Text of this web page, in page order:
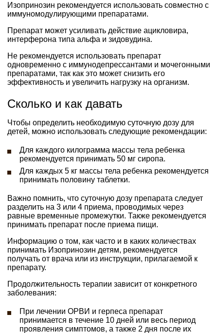
Изопринозин рекомендуется использовать совместно с
иммуномодулирующими препаратами.
Препарат может усиливать действие ацикловира,
интерферона типа альфа и зидовудина.
Не рекомендуется использовать препарат
одновременно с иммунодепрессантами и мочегонными
препаратами, так как это может снизить его
эффективность и увеличить нагрузку на организм.
Сколько и как давать
Чтобы определить необходимую суточную дозу для
детей, можно использовать следующие рекомендации:
Для каждого килограмма массы тела ребенка
рекомендуется принимать 50 мг сиропа.
Для каждых 5 кг массы тела ребенка рекомендуется
принимать половину таблетки.
Важно помнить, что суточную дозу препарата следует
разделить на 3 или 4 приема, проводимых через
равные временные промежутки. Также рекомендуется
принимать препарат после приема пищи.
Информацию о том, как часто и в каких количествах
принимать Изопринозин детям, рекомендуется
получать от врача или из инструкции, прилагаемой к
препарату.
Продолжительность терапии зависит от конкретного
заболевания:
При лечении ОРВИ и герпеса препарат
принимается в течение 10 дней или весь период
проявления симптомов, а также 2 дня после их